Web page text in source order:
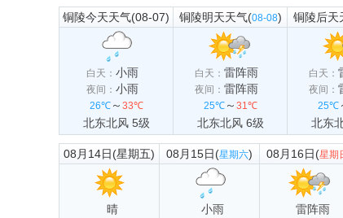
铜陵今天天气(08-07)
白天： 小雨
夜间： 小雨
26℃～ 33℃
北东北风 5级
铜陵明天天气(08-08)
白天： 雷阵雨
夜间： 雷阵雨
25℃～ 31℃
北东北风 6级
铜陵后天
白天：
夜间：
25℃
北东
08月14日(星期五)
晴
08月15日(星期六)
小雨
08月16日(星期
雷阵雨